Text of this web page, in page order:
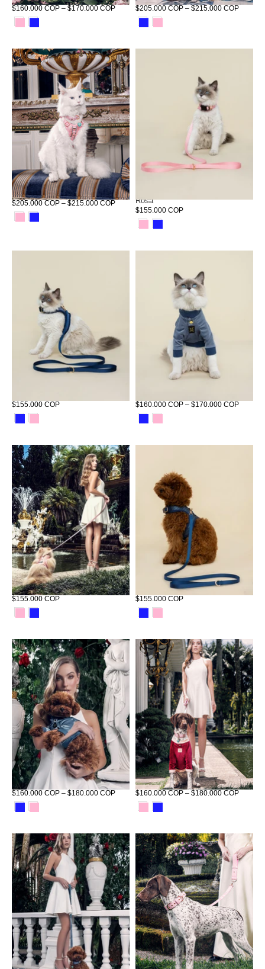
$160.000 COP – $170.000 COP $205.000 COP – $215.000 COP
Corso Habsburgo Miuth Rosa
$205.000 COP – $215.000 COP
Rosa
$155.000 COP
$155.000 COP $160.000 COP – $170.000 COP
Corso Habsburgo Petit Tizu Rosa
$155.000 COP
Corso Habsburgo Petit Tizu Azul
$155.000 COP
Sweater Habsburgo Tizu Azul
$160.000 COP – $180.000 COP
Sweater Habsburgo Tizu Rosa
$160.000 COP – $180.000 COP